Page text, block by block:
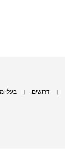
דרושים בעלי